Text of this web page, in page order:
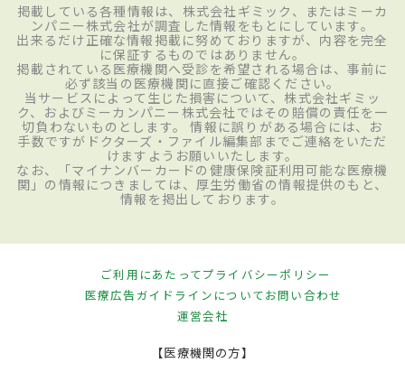
掲載している各種情報は、株式会社ギミック、またはミーカ
ンパニー株式会社が調査した情報をもとにしています。
出来るだけ正確な情報掲載に努めておりますが、内容を完全
に保証するものではありません。
掲載されている医療機関へ受診を希望される場合は、事前に
必ず該当の医療機関に直接ご確認ください。
当サービスによって生じた損害について、株式会社ギミッ
ク、およびミーカンパニー株式会社ではその賠償の責任を一
切負わないものとします。 情報に誤りがある場合には、お
手数ですがドクターズ・ファイル編集部までご連絡をいただ
けますようお願いいたします。
なお、「マイナンバーカードの健康保険証利用可能な医療機
関」の情報につきましては、厚生労働省の情報提供のもと、
情報を掲出しております。
ご利用にあたってプライバシーポリシー
医療広告ガイドラインについてお問い合わせ
運営会社
【医療機関の方】